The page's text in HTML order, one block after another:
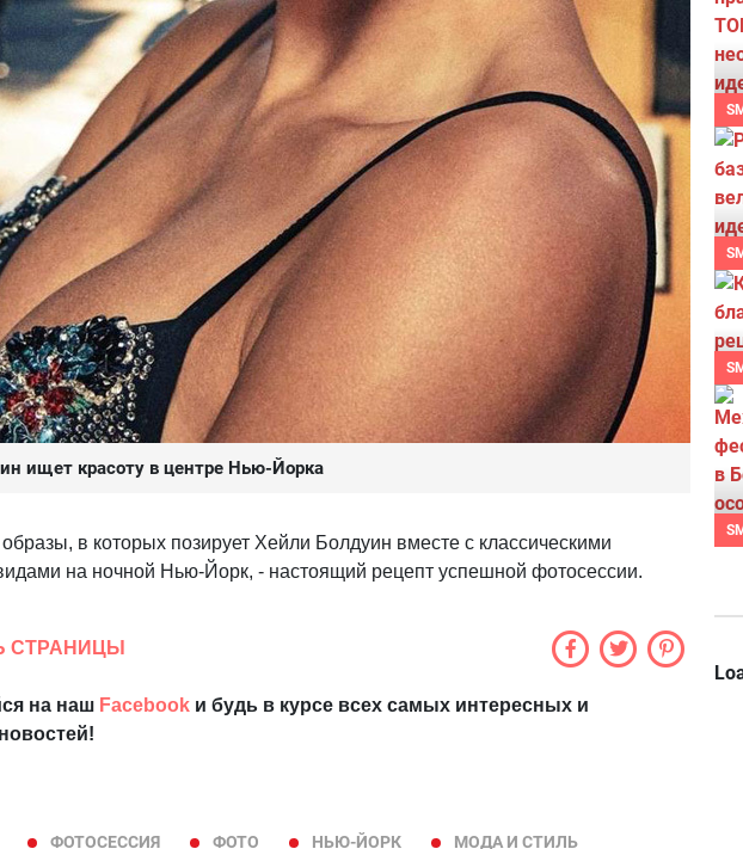
ищет красоту в центре Нью-Йорка
в которых позирует Хейли Болдуин вместе с классическими
на ночной Нью-Йорк, - настоящий рецепт успешной фотосессии.
СТРАНИЦЫ
на наш Facebook и будь в курсе всех самых интересных и
ФОТОСЕССИЯ ФОТО НЬЮ-ЙОРК
МОДА И СТИЛЬ